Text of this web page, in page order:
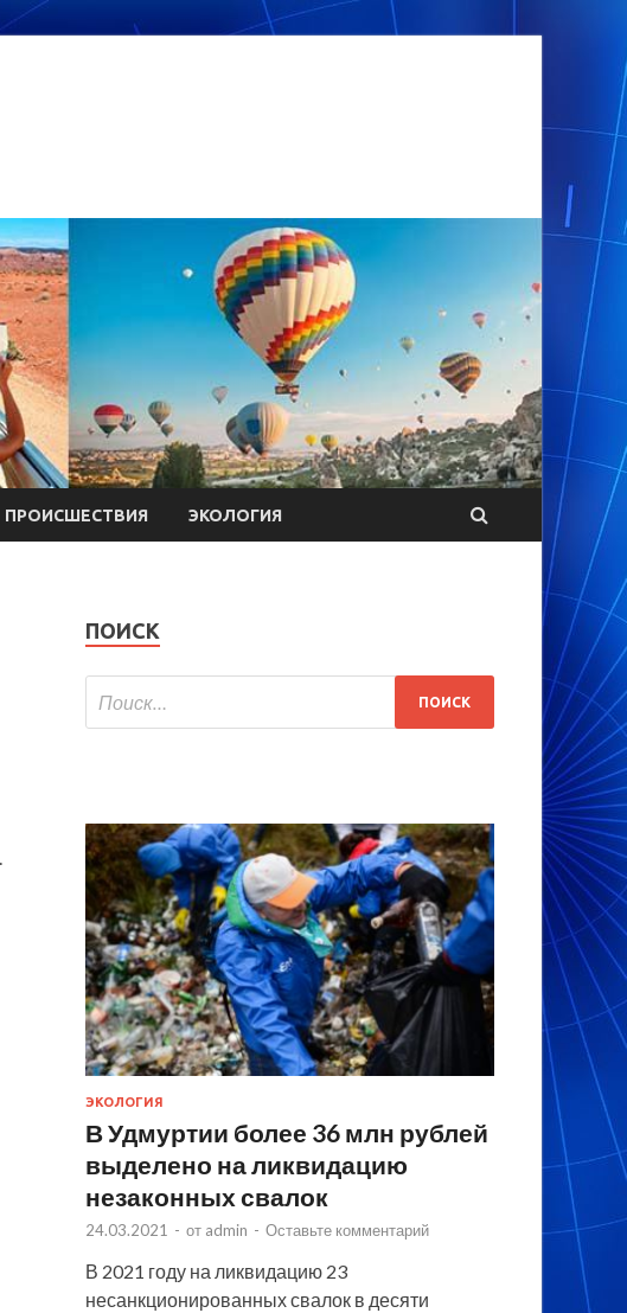
ПРОИСШЕСТВИЯ ЭКОЛОГИЯ
ПОИСК
ЭКОЛОГИЯ
В Удмуртии более 36 млн рублей
выделено на ликвидацию
незаконных свалок
24.03.2021 - от admin - Оставьте комментарий
В 2021 году на ликвидацию 23
несанкционированных свалок в десяти